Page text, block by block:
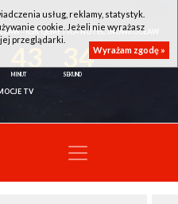
- KSK QEMETICA NOTEĆ INOWROCŁAW
34
TV
usług, reklamy, statystyk.
cookie. Jeżeli nie wyrażasz
przeglądarki.
Wyrażam zgodę »